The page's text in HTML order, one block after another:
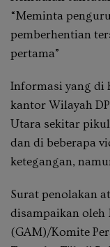
“Meminta
pemberhentian
pertama”
Informasi yang di
kantor Wilayah
Utara sekitar pikul
dan di beberapa
ketegangan,
Surat penolakan
disampaikan oleh
(GAM)/Komite